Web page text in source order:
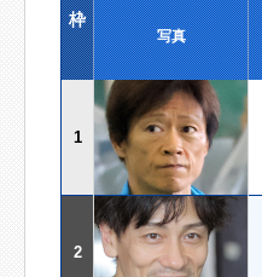
枠
写真
1
2